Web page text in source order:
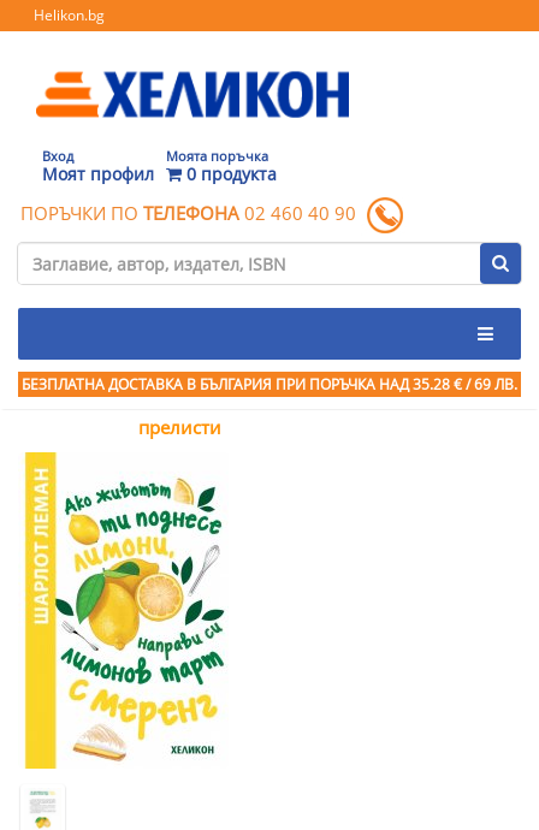
Helikon.bg
Вход
Моят профил
Моята поръчка
0 продукта
ПОРЪЧКИ ПО ТЕЛЕФОНА 02 460 40 90
БЕЗПЛАТНА ДОСТАВКА В БЪЛГАРИЯ ПРИ ПОРЪЧКА НАД 35.28 € / 69 ЛВ.
прелисти